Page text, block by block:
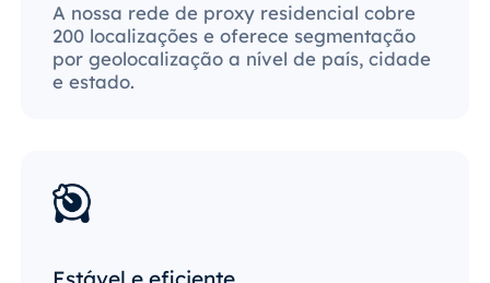
A nossa rede de proxy residencial cobre
200 localizações e oferece segmentação
por geolocalização a nível de país, cidade
e estado.